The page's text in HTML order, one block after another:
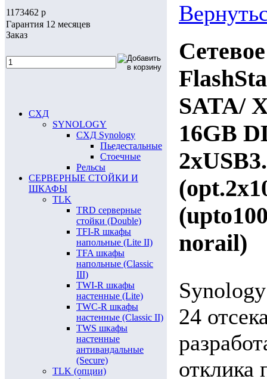
1173462 p
Гарантия 12 месяцев
Заказ
СХД
SYNOLOGY
СХД Synology
Пьедестальные
Стоечные
Рельсы
СЕРВЕРНЫЕ СТОЙКИ И
ШКАФЫ
TLK
TRD серверные
стойки (Double)
TFI-R шкафы
напольные (Lite II)
TFA шкафы
напольные (Classic
III)
TWI-R шкафы
настенные (Lite)
TWC-R шкафы
настенные (Classic II)
TWS шкафы
настенные
антивандальные
(Secure)
TLK (опции)
SATA/
16GB
norail)
24
отклика